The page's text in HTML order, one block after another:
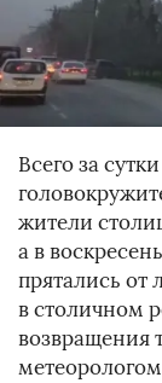
Всего за
жители
а в
прятались от
в столичном
возвращения